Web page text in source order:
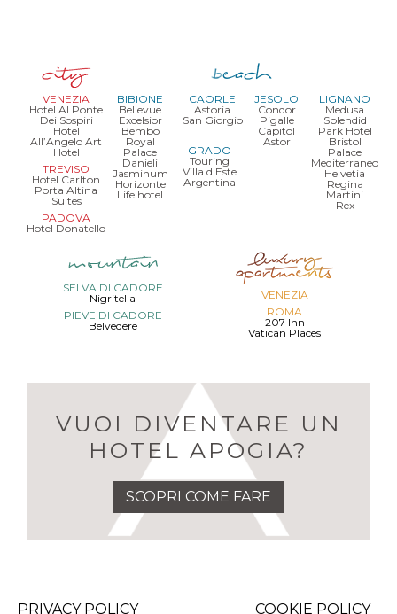
VENEZIA
Hotel Al Ponte
Dei Sospiri
Hotel
All’Angelo Art
Hotel
TREVISO
Hotel Carlton
Porta Altina
Suites
PADOVA
Hotel Donatello
BIBIONE
Bellevue
Excelsior
Bembo
Royal
Palace
Danieli
Jasminum
Horizonte
Life hotel
CAORLE
Astoria
San Giorgio
GRADO
Touring
Villa d'Este
Argentina
JESOLO
Condor
Pigalle
Capitol
Astor
LIGNANO
Medusa
Splendid
Park Hotel
Bristol
Palace
Mediterraneo
Helvetia
Regina
Martini
Rex
SELVA DI CADORE
Nigritella
PIEVE DI CADORE
Belvedere
VENEZIA
ROMA
207 Inn
Vatican Places
VUOI DIVENTARE UN
HOTEL APOGIA?
SCOPRI COME FARE
PRIVACY POLICY COOKIE POLICY